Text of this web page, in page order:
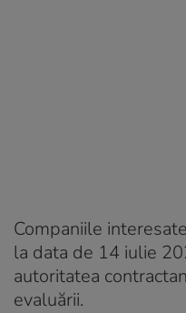
Companiile
la data de 14 iulie
autoritatea
evaluării.